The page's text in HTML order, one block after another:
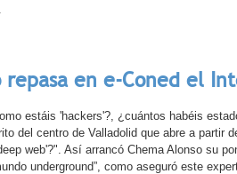
repasa en e-Coned el
estáis 'hackers'?, ¿cuántos habéis
del centro de Valladolid que abre a partir
web'?". Así arrancó Chema Alonso su
underground”, como aseguró este